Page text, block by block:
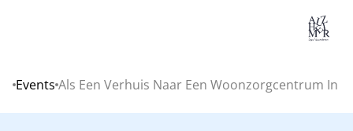
Home
Events Als Een Verhuis Naar Een Woonzorgcentrum In